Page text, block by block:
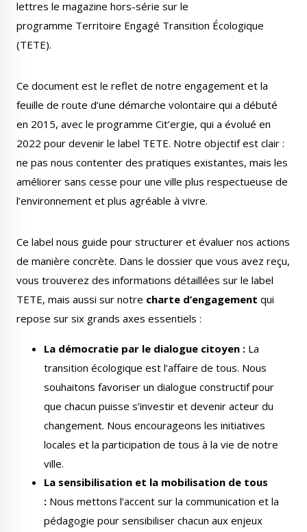
Publications
municipales
Enquêtes publiques
Conseil Municipal Transition écologique
Qualité de l'air
Associations Agora
Le Créa La médiathèque
lettres le magazine hors-série sur le
programme Territoire Engagé Transition Écologique
(TETE).
Ce document est le reflet de notre engagement et la
feuille de route d’une démarche volontaire qui a débuté
en 2015, avec le programme Cit’ergie, qui a évolué en
2022 pour devenir le label TETE. Notre objectif est clair :
ne pas nous contenter des pratiques existantes, mais les
améliorer sans cesse pour une ville plus respectueuse de
l’environnement et plus agréable à vivre.
Ce label nous guide pour structurer et évaluer nos actions
de manière concrète. Dans le dossier que vous avez reçu,
vous trouverez des informations détaillées sur le label
TETE, mais aussi sur notre charte d’engagement qui
repose sur six grands axes essentiels :
La démocratie par le dialogue citoyen : La
transition écologique est l’affaire de tous. Nous
souhaitons favoriser un dialogue constructif pour
que chacun puisse s’investir et devenir acteur du
changement. Nous encourageons les initiatives
locales et la participation de tous à la vie de notre
ville.
La sensibilisation et la mobilisation de tous
: Nous mettons l’accent sur la communication et la
pédagogie pour sensibiliser chacun aux enjeux